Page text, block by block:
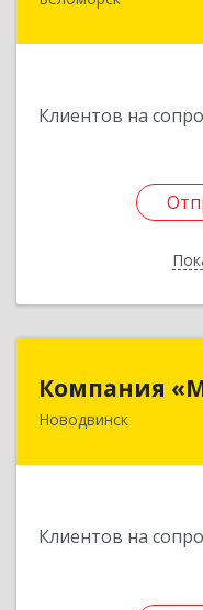
Клиентов на
Компания
Новодвинск
Клиентов на
164902,